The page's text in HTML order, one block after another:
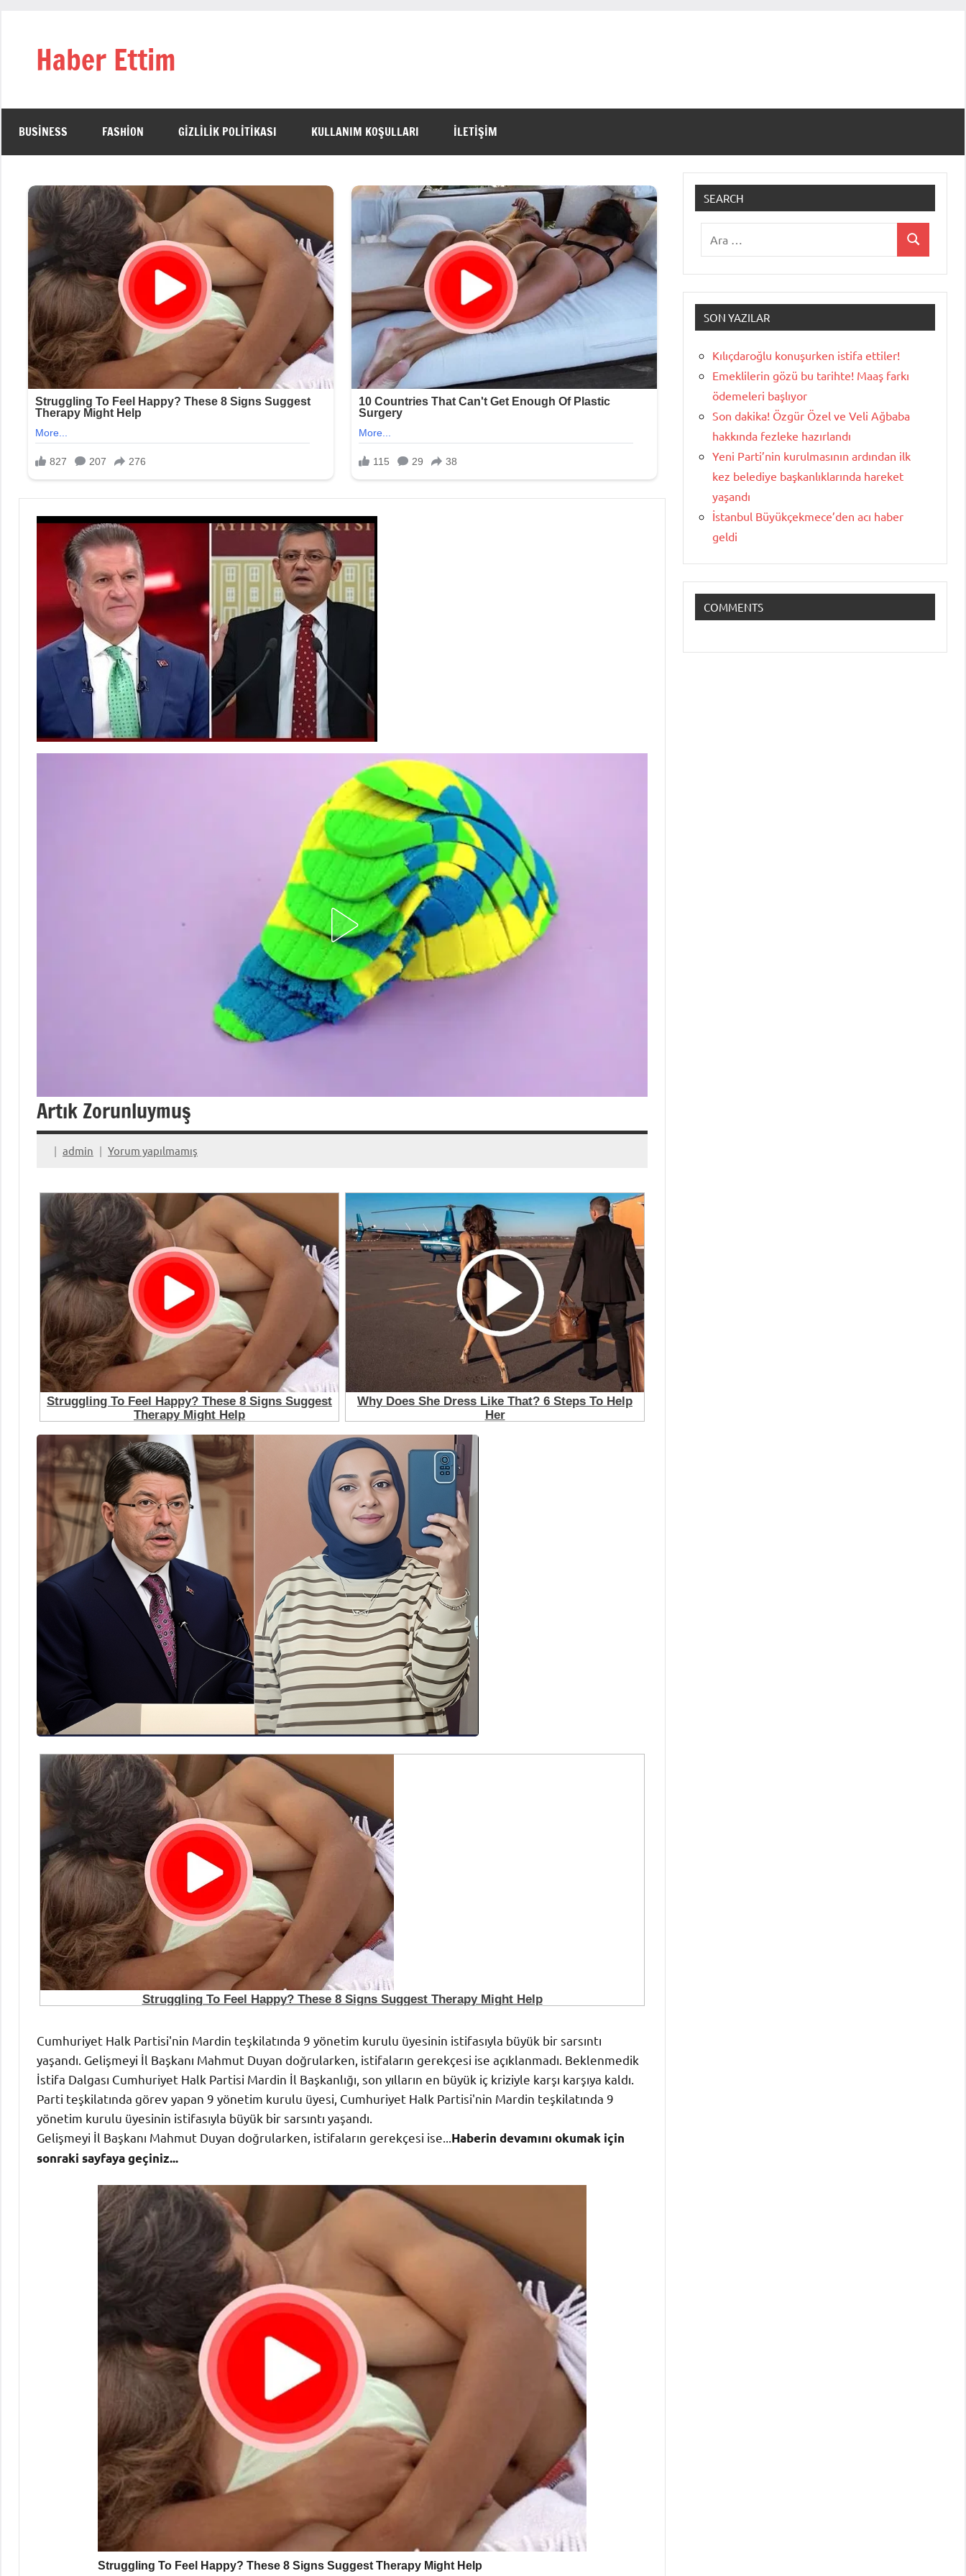
Haber Ettim
BUSINESS FASHION GIZLILIK POLITIKASI KULLANIM KOŞULLARI İLETİŞİM
Artık Zorunluymuş
admin Yorum yapılmamış
Cumhuriyet Halk Partisi'nin Mardin teşkilatında 9 yönetim kurulu üyesinin istifasıyla büyük bir sarsıntı
yaşandı. Gelişmeyi İl Başkanı Mahmut Duyan doğrularken, istifaların gerekçesi ise açıklanmadı. Beklenmedik
İstifa Dalgası Cumhuriyet Halk Partisi Mardin İl Başkanlığı, son yılların en büyük iç kriziyle karşı karşıya kaldı.
Parti teşkilatında görev yapan 9 yönetim kurulu üyesi, Cumhuriyet Halk Partisi'nin Mardin teşkilatında 9
yönetim kurulu üyesinin istifasıyla büyük bir sarsıntı yaşandı.
Gelişmeyi İl Başkanı Mahmut Duyan doğrularken, istifaların gerekçesi ise... Haberin devamını okumak için
sonraki sayfaya geçiniz...
SEARCH
Ara
SON YAZILAR
Kılıçdaroğlu konuşurken istifa ettiler!
Emeklilerin gözü bu tarihte! Maaş farkı
ödemeleri başlıyor
Son dakika! Özgür Özel ve Veli Ağbaba
hakkında fezleke hazırlandı
Yeni Parti’nin kurulmasının ardından ilk
kez belediye başkanlıklarında hareket
yaşandı
İstanbul Büyükçekmece’den acı haber
geldi
COMMENTS